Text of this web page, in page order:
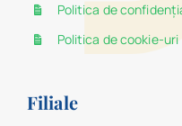
Politica de
Politica de cookie-uri
Filiale